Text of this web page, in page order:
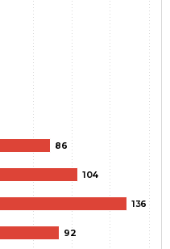
86
104
136
92